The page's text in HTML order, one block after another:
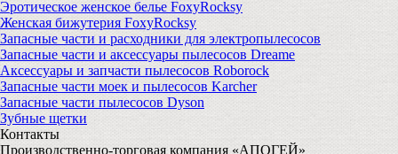
Эротическое женское белье FoxyRocksy
Женская бижутерия FoxyRocksy
Запасные части и расходники для электропылесосов
Запасные части и аксессуары пылесосов Dreame
Аксессуары и запчасти пылесосов Roborock
Запасные части моек и пылесосов Karcher
Запасные части пылесосов Dyson
Зубные щетки
Контакты
Производственно-торговая компания «АПОГЕЙ»